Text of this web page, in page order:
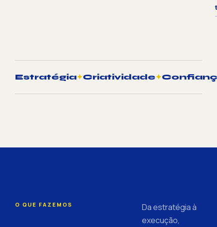
Estratégia✦Criatividade✦
O QUE FAZEMOS
Da estratégia à
execução,